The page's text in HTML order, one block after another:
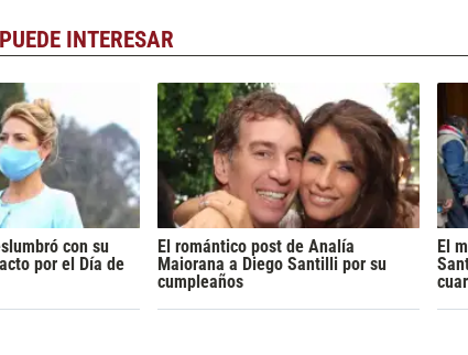
INTERESAR
con su
por el Día de
El romántico post de Analía
Maiorana a Diego Santilli por su
cumpleaños
El